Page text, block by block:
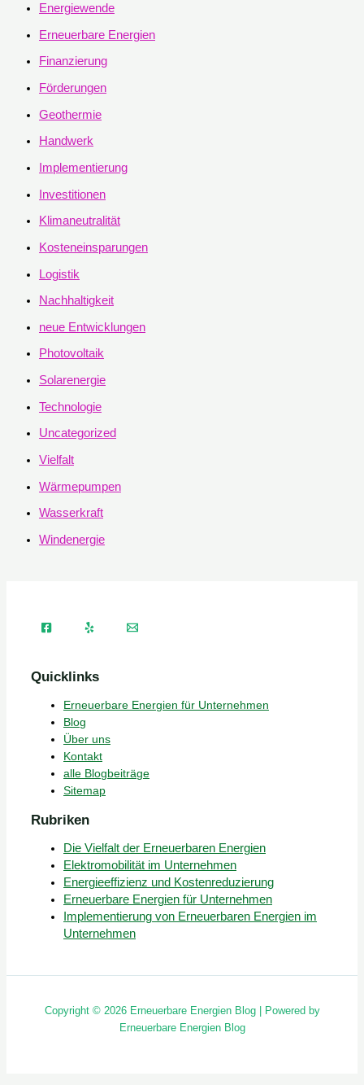
Energiewende
Erneuerbare Energien
Finanzierung
Förderungen
Geothermie
Handwerk
Implementierung
Investitionen
Klimaneutralität
Kosteneinsparungen
Logistik
Nachhaltigkeit
neue Entwicklungen
Photovoltaik
Solarenergie
Technologie
Uncategorized
Vielfalt
Wärmepumpen
Wasserkraft
Windenergie
Quicklinks
Erneuerbare Energien für Unternehmen
Blog
Über uns
Kontakt
alle Blogbeiträge
Sitemap
Rubriken
Die Vielfalt der Erneuerbaren Energien
Elektromobilität im Unternehmen
Energieeffizienz und Kostenreduzierung
Erneuerbare Energien für Unternehmen
Implementierung von Erneuerbaren Energien im
Unternehmen
Copyright © 2026 Erneuerbare Energien Blog | Powered by
Erneuerbare Energien Blog